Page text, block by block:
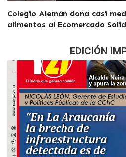
Colegio Alemán dona casi
alimentos al Ecomercado
EDICIÓN